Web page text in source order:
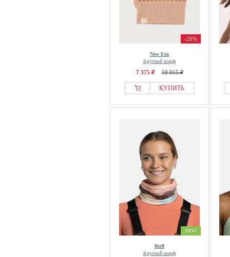
-26%
New Era
Круглый шарф
7 375 ₽ 10 015 ₽
КУПИТЬ
NEW
Buff
Круглый шарф